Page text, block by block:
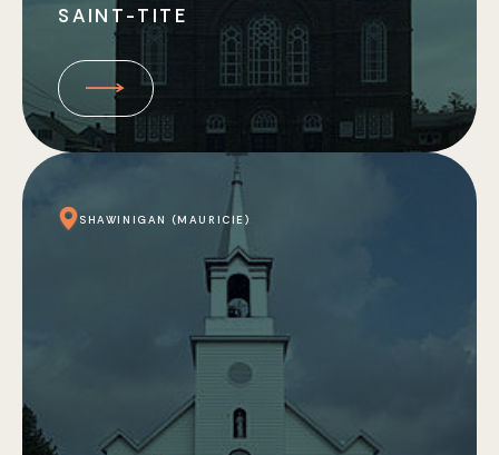
SAINT-TITE
SHAWINIGAN (MAURICIE)